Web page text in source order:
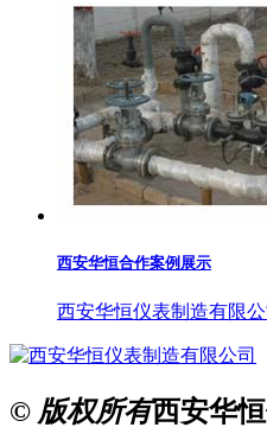
西安华恒合作案例展示
西安华恒仪表制造有限
© 版权所有西安华